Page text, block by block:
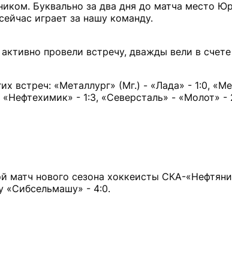
Буквально за два дня до матча место
играет за нашу команду.
провели встречу, дважды вели в
встреч: «Металлург» (Мг.) - «Лада» - 1:0,
«Нефтехимик» - 1:3, «Северсталь» -
матч нового сезона хоккеисты СКА-
«Сибсельмашу» - 4:0.